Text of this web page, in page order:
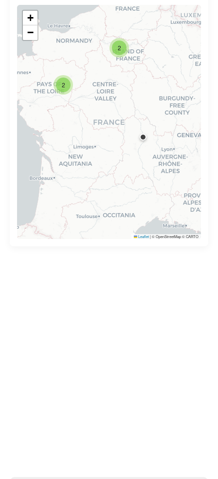
2
2
+
−
Leaflet|© OpenStreetMap © CARTO